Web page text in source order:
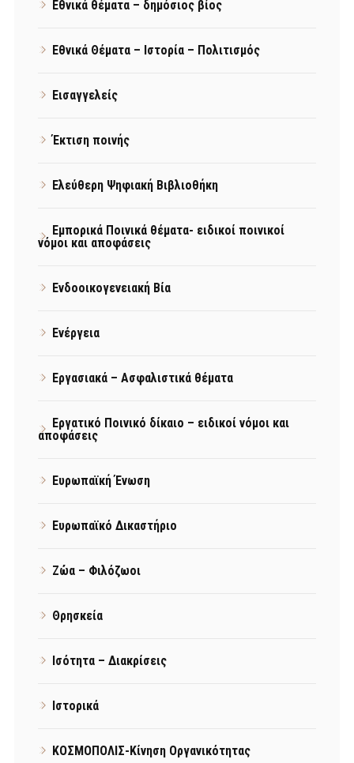
Εθνικά θέματα – δημόσιος βίος
Εθνικά Θέματα – Ιστορία – Πολιτισμός
Εισαγγελείς
Έκτιση ποινής
Ελεύθερη Ψηφιακή Βιβλιοθήκη
Εμπορικά Ποινικά θέματα- ειδικοί ποινικοί
νόμοι και αποφάσεις
Ενδοοικογενειακή Βία
Ενέργεια
Εργασιακά – Ασφαλιστικά θέματα
Εργατικό Ποινικό δίκαιο – ειδικοί νόμοι και
αποφάσεις
Ευρωπαϊκή Ένωση
Ευρωπαϊκό Δικαστήριο
Ζώα – Φιλόζωοι
Θρησκεία
Ισότητα – Διακρίσεις
Ιστορικά
ΚΟΣΜΟΠΟΛΙΣ-Κίνηση Οργανικότητας